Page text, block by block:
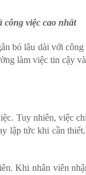
việc cao nhất
bó lâu dài với
làm việc tin cậy
Tuy nhiên, việc
lập tức khi cần
Khi nhân viên